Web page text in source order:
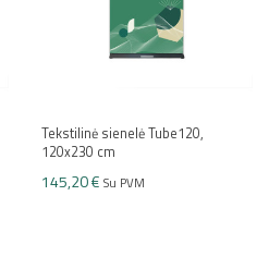
Tekstilinė sienelė Tube120,
120x230 cm
145,20 € Su PVM